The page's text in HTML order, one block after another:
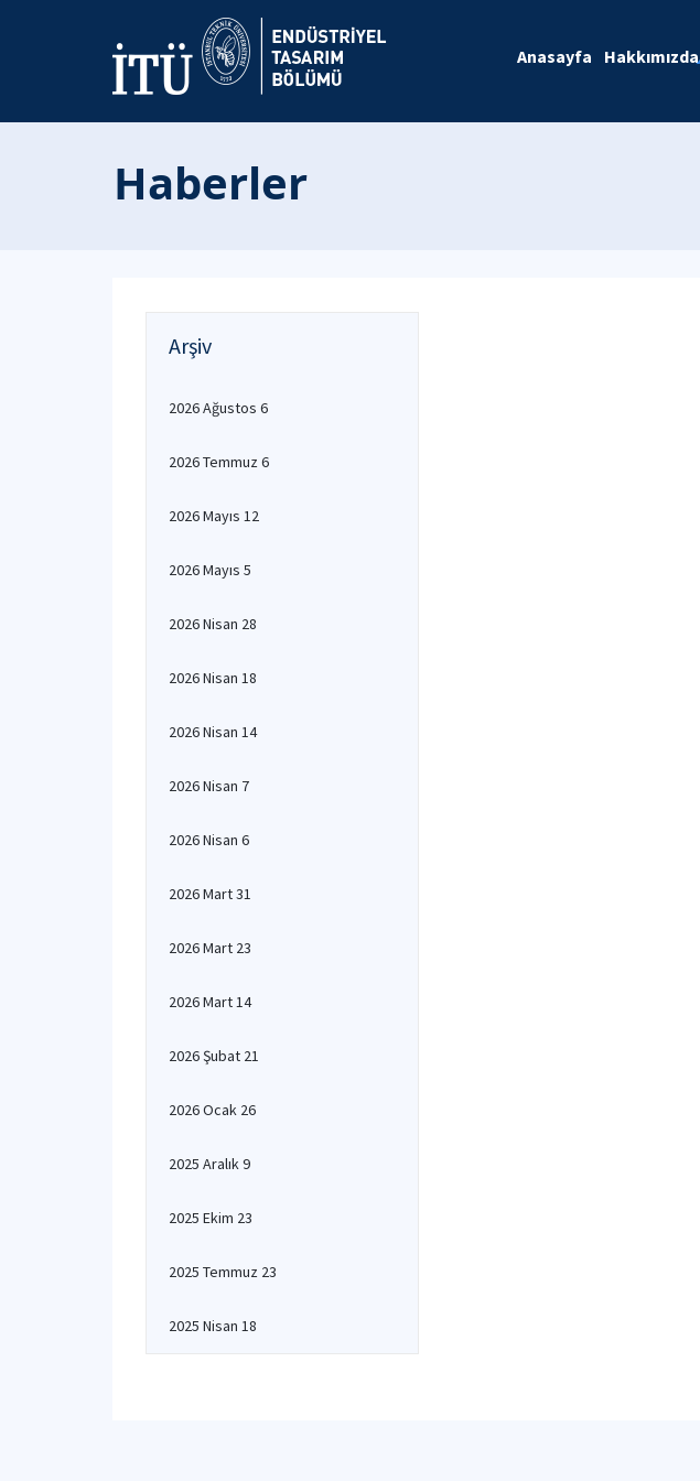
Anasayfa Hakkımızda
Haberler
Arşiv
2026 Ağustos 6
2026 Temmuz 6
2026 Mayıs 12
2026 Mayıs 5
2026 Nisan 28
2026 Nisan 18
2026 Nisan 14
2026 Nisan 7
2026 Nisan 6
2026 Mart 31
2026 Mart 23
2026 Mart 14
2026 Şubat 21
2026 Ocak 26
2025 Aralık 9
2025 Ekim 23
2025 Temmuz 23
2025 Nisan 18